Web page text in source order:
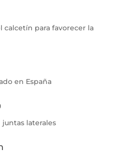
calcetín para favorecer la
en España
laterales